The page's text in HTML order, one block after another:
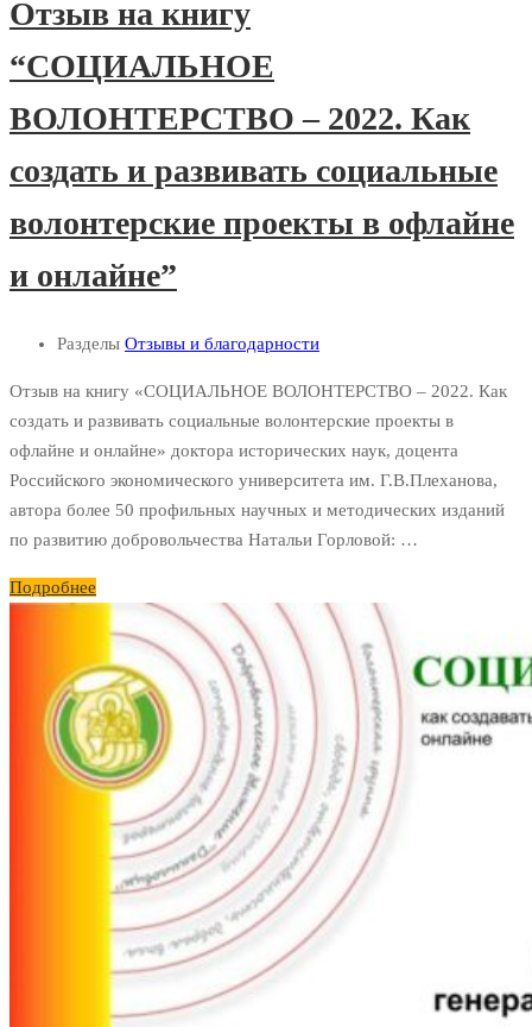
Отзыв на книгу
“СОЦИАЛЬНОЕ
ВОЛОНТЕРСТВО – 2022. Как
создать и развивать социальные
волонтерские проекты в офлайне
и онлайне”
Разделы Отзывы и благодарности
Отзыв на книгу «СОЦИАЛЬНОЕ ВОЛОНТЕРСТВО – 2022. Как
создать и развивать социальные волонтерские проекты в
офлайне и онлайне» доктора исторических наук, доцента
Российского экономического университета им. Г.В.Плеханова,
автора более 50 профильных научных и методических изданий
по развитию добровольчества Натальи Горловой: …
Подробнее